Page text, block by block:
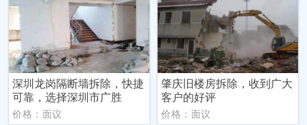
深圳龙岗隔断墙拆除，快捷
可靠，选择深圳市广胜
价格：面议
肇庆旧楼房拆除，收到广大
客户的好评
价格：面议